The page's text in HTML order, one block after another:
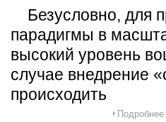
Безусловно, для
парадигмы в
высокий уровень
случае внедрение
происходить
Подробнее